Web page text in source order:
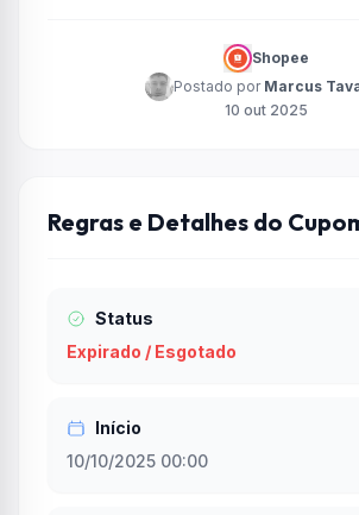
Shopee
Postado por Marcus
10 out 2025
Regras e Detalhes do
Status
Expirado / Esgotado
Início
10/10/2025 00:00